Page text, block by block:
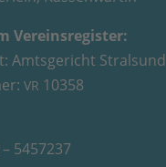
Vereinsregister:
Amtsgericht Stralsund
VR 10358
5457237